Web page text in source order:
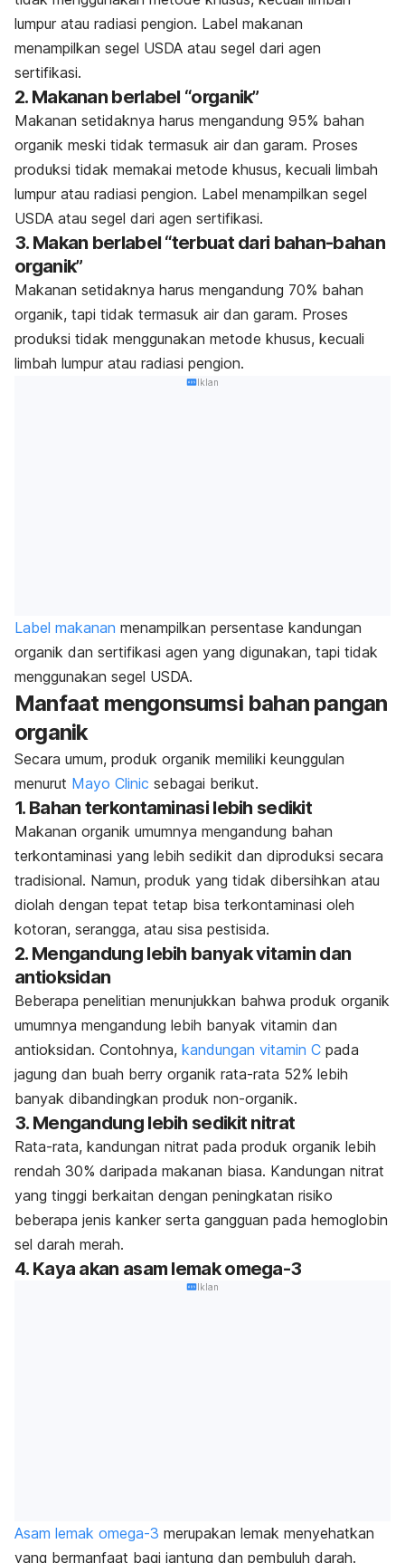
lumpur atau radiasi pengion. Label makanan
menampilkan segel USDA atau segel dari agen
sertifikasi.
2. Makanan berlabel “organik”
Makanan setidaknya harus mengandung 95% bahan
organik meski tidak termasuk air dan garam. Proses
produksi tidak memakai metode khusus, kecuali limbah
lumpur atau radiasi pengion. Label menampilkan segel
USDA atau segel dari agen sertifikasi.
3. Makan berlabel “terbuat dari bahan-bahan
organik”
Makanan setidaknya harus mengandung 70% bahan
organik, tapi tidak termasuk air dan garam. Proses
produksi tidak menggunakan metode khusus, kecuali
limbah lumpur atau radiasi pengion.
Iklan
Label makanan menampilkan persentase kandungan
organik dan sertifikasi agen yang digunakan, tapi tidak
menggunakan segel USDA.
Manfaat mengonsumsi bahan pangan
organik
Secara umum, produk organik memiliki keunggulan
menurut Mayo Clinic sebagai berikut.
1. Bahan terkontaminasi lebih sedikit
Makanan organik umumnya mengandung bahan
terkontaminasi yang lebih sedikit dan diproduksi secara
tradisional. Namun, produk yang tidak dibersihkan atau
diolah dengan tepat tetap bisa terkontaminasi oleh
kotoran, serangga, atau sisa pestisida.
2. Mengandung lebih banyak vitamin dan
antioksidan
Beberapa penelitian menunjukkan bahwa produk organik
umumnya mengandung lebih banyak vitamin dan
antioksidan. Contohnya, kandungan vitamin C pada
jagung dan buah berry organik rata-rata 52% lebih
banyak dibandingkan produk non-organik.
3. Mengandung lebih sedikit nitrat
Rata-rata, kandungan nitrat pada produk organik lebih
rendah 30% daripada makanan biasa. Kandungan nitrat
yang tinggi berkaitan dengan peningkatan risiko
beberapa jenis kanker serta gangguan pada hemoglobin
sel darah merah.
4. Kaya akan asam lemak omega-3
Iklan
Asam lemak omega-3 merupakan lemak menyehatkan
yang bermanfaat bagi jantung dan pembuluh darah.